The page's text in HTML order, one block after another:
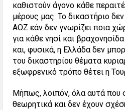
καθιστούν άγονο κάθε
μέρους μας. Το δικαστήριο
ΑΟΖ εάν δεν γνωρίζει ποια
για κάθε νησί και
και, φυσικά, η Ελλάδα δεν
του δικαστηρίου θέματα
εξωφρενικό τρόπο θέτει η
Μήπως, λοιπόν, όλα αυτά που
θεωρητικά και δεν έχουν